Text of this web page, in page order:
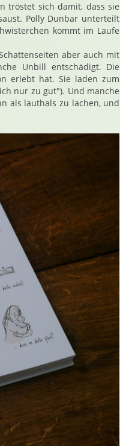
tröstet sich damit, dass sie
Polly Dunbar unterteilt
kommt im Laufe
aber auch mit
Unbill entschädigt. Die
erlebt hat. Sie laden zum
nur zu gut"). Und manche
als lauthals zu lachen, und